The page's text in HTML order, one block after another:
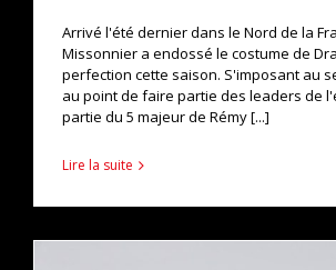
Arrivé l'été dernier dans le Nord de la
Missonnier a endossé le costume de
perfection cette saison. S'imposant au
au point de faire partie des leaders de
partie du 5 majeur de Rémy [...]
Lire la suite